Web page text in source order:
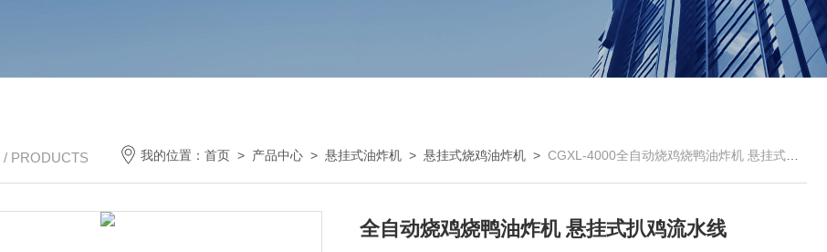
/ PRODUCTS 我的位置：首页 > 产品中心 >悬挂式油炸机 >悬挂式烧鸡油炸机 >CGXL-4000全自动烧鸡烧鸭油炸机 悬挂式扒鸡流水线
全自动烧鸡烧鸭油炸机 悬挂式扒鸡流水线